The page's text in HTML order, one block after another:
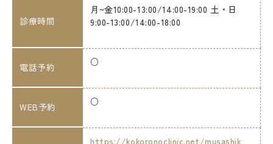
診療時間
月~金10:00-13:00/14:00-19:00 土・日
9:00-13:00/14:00-18:00
電話予約 ○
WEB予約 ○
https://kokoronoclinic.net/musashik